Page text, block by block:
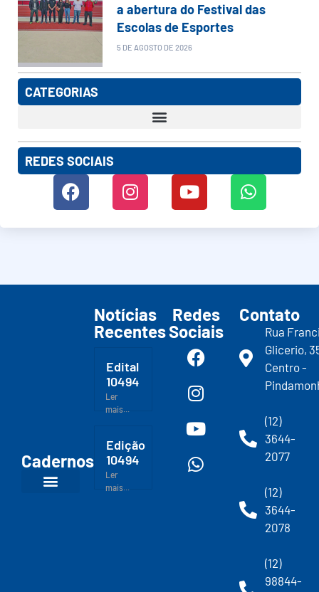
a abertura do Festival das
Escolas de Esportes
5 DE AGOSTO DE 2026
CATEGORIAS
REDES SOCIAIS
Cadernos
Notícias
Recentes
Edital
10494
Ler
mais...
Edição
10494
Ler
mais...
Redes
Sociais
Contato
Rua
Glicerio,
Centro -
(12)
3644-
2077
(12)
3644-
2078
(12)
98844-